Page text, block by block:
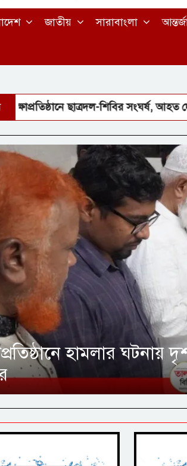
জাতীয় সারাবাংলা
ছাত্রদল-শিবির সংঘর্ষ, আহত দেড় শতাধিক
হামলার ঘটনায়